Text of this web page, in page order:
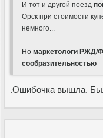
И тот и другой поезд
Орск при стоимости
немного...
Но маркетологи РЖД/
сообразительностью
.Ошибочка вышла.